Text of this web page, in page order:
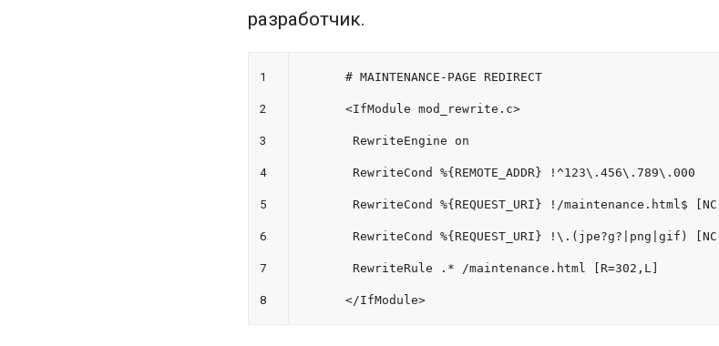
разработчик.
1
2
3
4
5
6
7
8
# MAINTENANCE-PAGE REDIRECT
<IfModule mod_rewrite.c>
RewriteEngine on
RewriteCond %{REMOTE_ADDR} !^123\.456\.789\.000
RewriteCond %{REQUEST_URI} !/maintenance.html$ [NC]
RewriteCond %{REQUEST_URI} !\.(jpe?g?|png|gif) [NC]
RewriteRule .* /maintenance.html [R=302,L]
</IfModule>